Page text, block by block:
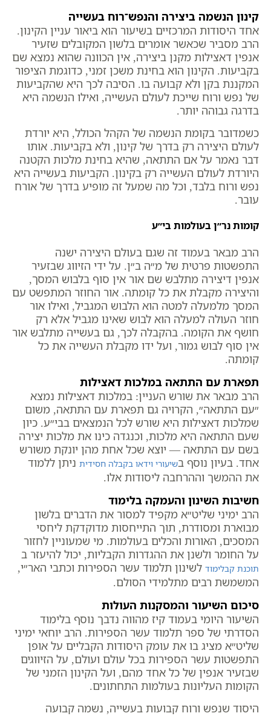
קינון הנשמה ביצירה והנפש־רוח בעשייה
אחד היסודות המרכזיים בשיעור הוא ביאור עניין הקינון.
הרב מסביר שכאשר אומרים בלשון המקובלים שזעיר
אנפין דאצילות מקנן ביצירה, אין הכוונה שהוא נמצא שם
בקביעות. הקינון הוא בחינת משכן זמני, כדוגמת הציפור
המקננת בקן ולא קבועה בו. הסיבה לכך היא שהקביעות
של נפש ורוח שייכת לעולם העשייה, ואילו הנשמה היא
בדרגה גבוהה יותר.
כשמדובר בקומת הנשמה של הקהל הכולל, היא יורדת
לעולם היצירה רק בדרך של קינון, ולא בקביעות. אותו
דבר נאמר על אם התתאה, שהיא בחינת מלכות הקטנה
היורדת לעולם העשייה רק בקינון. הקביעות בעשייה היא
נפש ורוח בלבד, וכל מה שמעל זה מופיע בדרך של אורח
עובר.
קומות נר״ן בעולמות בי״ע
הרב מבאר בעמוד זה שגם בעולם היצירה ישנה
התפשטות פרטית של מ״ה ב״ן. על ידי הזיווג שבזעיר
אנפין דיצירה מתלבש שם אור אין סוף בלבוש המסך,
והיצירה מקבלת את כל קומתה. אור החוזר המתפשט עם
המסך מלמעלה למטה הוא הלבוש המגביל, ואילו אור
חוזר העולה למעלה הוא לבוש שאינו מגביל אלא רק
חושף את הקומה. בהקבלה לכך, גם בעשייה מתלבש אור
אין סוף לבוש גמור, ועל ידו מקבלת העשייה את כל
קומתה.
תפארת עם התתאה במלכות דאצילות
הרב מבאר את שורש העניין: במלכות דאצילות נמצא
״עם התתאה״, הקרויה גם תפארת עם התתאה, משום
שמלכות דאצילות היא שורש לכל הנמצאים בבי״ע. כיון
שעם התתאה היא מלכות, וכנגדה כינו את מלכות יצירה
בשם עם התתאה — יוצא שכל אחת מהן יונקת משורש
אחד. בעיון נוסף בשיעורי וידאו בקבלה חסידית ניתן ללמוד
את ההמשך וההרחבה ליסודות אלו.
חשיבות השינון והעמקה בלימוד
הרב ימיני שליט״א מקפיד למסור את הדברים בלשון
מבוארת ומסודרת, תוך התייחסות מדוקדקת ליחסי
המסכים, האורות והכלים בעולמות. מי שמעוניין לחזור
על החומר ולשנן את ההגדרות הקבליות, יכול להיעזר ב
תוכנת קבלימוד לשינון תלמוד עשר הספירות וכתבי האר״י,
המשמשת רבים מתלמידי הסולם.
סיכום השיעור והמסקנות העולות
השיעור היומי בעמוד קיז מהווה נדבך נוסף בלימוד
הסדרתי של ספר תלמוד עשר הספירות. הרב יוחאי ימיני
שליט״א מציג בו את עומק היסודות הקבליים על אופן
התפשטות עשר הספירות בכל עולם ועולם, על הזיווגים
שבזעיר אנפין של כל אחד מהם, ועל הקינון הזמני של
הקומות העליונות בעולמות התחתונים.
היסוד שנפש ורוח קבועות בעשייה, נשמה קבועה